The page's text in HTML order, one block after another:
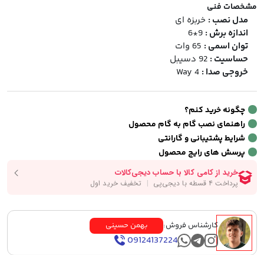
مشخصات فنی
مدل نصب : خربزه ای
اندازه برش : 9*6
توان اسمی : 65 وات
حساسیت : 92 دسیبل
خروجی صدا : 4 Way
چگونه خرید کنم؟
راهنمای نصب گام به گام محصول
شرایط پشتیبانی و گارانتی
پرسش های رایج محصول
کارشناس فروش: بهمن حسینی
09124137224